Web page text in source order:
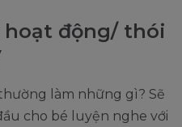
hoạt động/ thói
làm những gì? Sẽ
cho bé luyện nghe với